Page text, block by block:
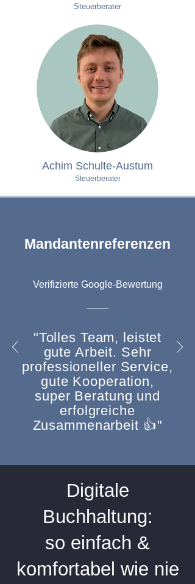
Steuerberater
Achim Schulte-Austum
Steuerberater
Mandantenreferenzen
Verifizierte Google-Bewertung
"Tolles Team, leistet
gute Arbeit. Sehr
professioneller Service,
gute Kooperation,
super Beratung und
erfolgreiche
Zusammenarbeit 👍"
Digitale
Buchhaltung:
so einfach &
komfortabel wie nie